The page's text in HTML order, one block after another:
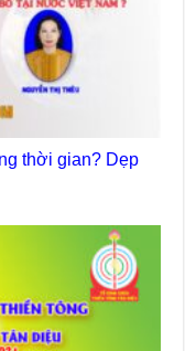
thời gian? Dẹp